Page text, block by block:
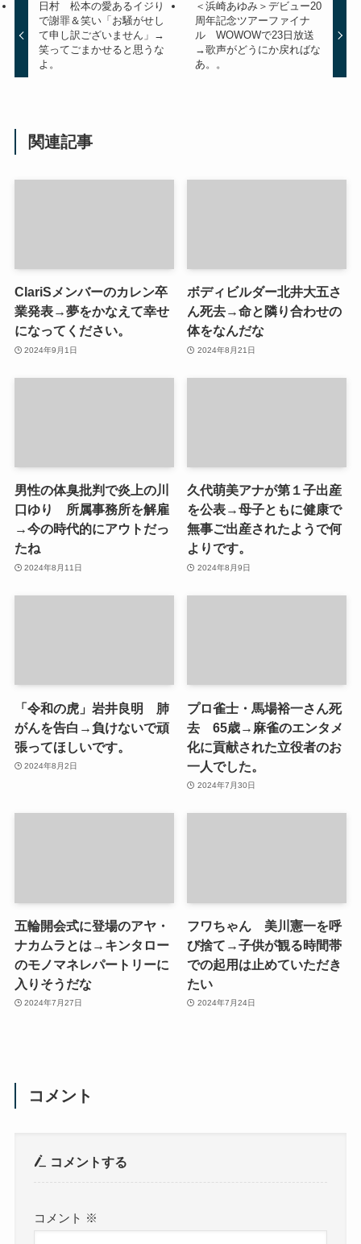
日村 松本の愛あるイジり
で謝罪＆笑い「お騒がせし
て申し訳ございません」→
笑ってごまかせると思うな
よ。
＜浜崎あゆみ＞デビュー20
周年記念ツアーファイナ
ル WOWOWで23日放送
→歌声がどうにか戻ればな
あ。。
関連記事
ClariSメンバーのカレン卒
業発表→夢をかなえて幸せ
になってください。
2024年9月1日
ボディビルダー北井大五さ
ん死去→命と隣り合わせの
体をなんだな
2024年8月21日
男性の体臭批判で炎上の川
口ゆり 所属事務所を解雇
→今の時代的にアウトだっ
たね
2024年8月11日
久代萌美アナが第１子出産
を公表→母子ともに健康で
無事ご出産されたようで何
よりです。
2024年8月9日
「令和の虎」岩井良明 肺
がんを告白→負けないで頑
張ってほしいです。
2024年8月2日
プロ雀士・馬場裕一さん死
去 65歳→麻雀のエンタメ
化に貢献された立役者のお
一人でした。
2024年7月30日
五輪開会式に登場のアヤ・
ナカムラとは→キンタロー
のモノマネレパートリーに
入りそうだな
2024年7月27日
フワちゃん 美川憲一を呼
び捨て→子供が観る時間帯
での起用は止めていただき
たい
2024年7月24日
コメント
コメントする
コメント ※